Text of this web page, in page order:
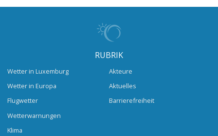
RUBRIK
Wetter in Luxemburg
Wetter in Europa
Flugwetter
Wetterwarnungen
Klima
Akteure
Aktuelles
Barrierefreiheit